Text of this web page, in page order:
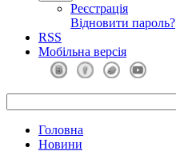
Реєстрація
Відновити пароль?
RSS
Мобільна версія
Головна
Новини